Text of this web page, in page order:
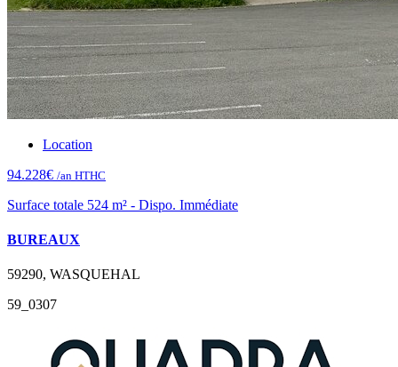
Location
94.228€ /an HTHC
Surface totale 524 m² - Dispo. Immédiate
BUREAUX
59290, WASQUEHAL
59_0307